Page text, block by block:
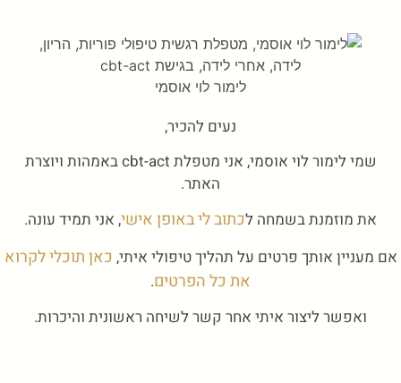
לימור לוי אוסמי
נעים להכיר,
שמי לימור לוי אוסמי, אני מטפלת cbt-act באמהות ויוצרת
האתר.
את מוזמנת בשמחה לכתוב לי באופן אישי, אני תמיד עונה.
אם מעניין אותך פרטים על תהליך טיפולי איתי, כאן תוכלי לקרוא
את כל הפרטים.
ואפשר ליצור איתי אחר קשר לשיחה ראשונית והיכרות.